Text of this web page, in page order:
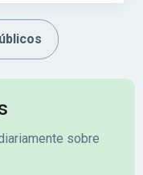
sobre